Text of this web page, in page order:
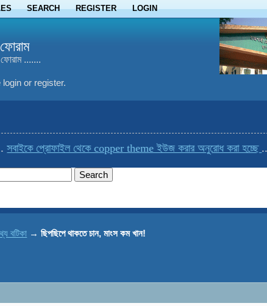
SEARCH REGISTER LOGIN
ফোরাম .......
login or register.
প্রোফাইল থেকে copper theme ইউজ করার অনুরোধ করা হচ্ছে....
বটিকা →ছিপছিপে থাকতে চান, মাংস কম খান!